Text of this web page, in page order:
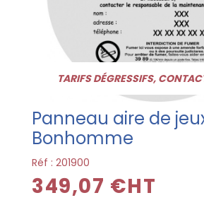
TARIFS DÉGRESSIFS,
Panneau aire de
Bonhomme
Réf : 201900
349,07 €HT